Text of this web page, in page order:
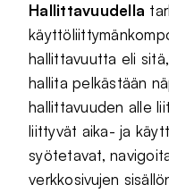
Hallittavuudella
hallittavuutta eli
hallita pelkästään
hallittavuuden alle
liittyvät aika- ja
syötetavat,
verkkosivujen